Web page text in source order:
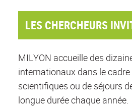
LES CHERCHEURS
MILYON accueille des
internationaux dans le
scientifiques ou de séjours
longue durée chaque année.